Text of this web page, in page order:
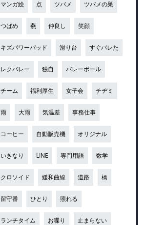
マンガ絵 点 ツバメ ツバメの巣
つばめ 燕 仲良し 笑顔
キズパワーパッド 滑り台 すぐバレた
レクバレー 独自 バレーボール
チーム 福利厚生 女子会 チヂミ
雨 大雨 気温差 事務仕事
コーヒー 自動販売機 オリジナル
いきなり LINE 専門用語 数学
クロソイド 緩和曲線 道路 橋
留守番 ひとり 照れる
ランチタイム お喋り 止まらない